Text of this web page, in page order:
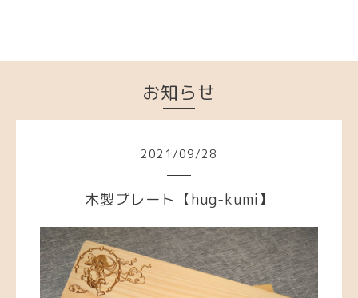
お知らせ
2021 /09/28
木製プレート【hug-kumi】